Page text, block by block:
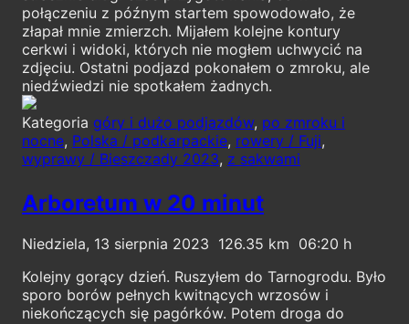
połączeniu z późnym startem spowodowało, że
złapał mnie zmierzch. Mijałem kolejne kontury
cerkwi i widoki, których nie mogłem uchwycić na
zdjęciu. Ostatni podjazd pokonałem o zmroku, ale
niedźwiedzi nie spotkałem żadnych.
Kategoria góry i dużo podjazdów, po zmroku i
nocne, Polska / podkarpackie, rowery / Fuji,
wyprawy / Bieszczady 2023, z sakwami
Arboretum w 20 minut
Niedziela, 13 sierpnia 2023 126.35
06:20
Kolejny gorący dzień. Ruszyłem do Tarnogrodu. Było
sporo borów pełnych kwitnących wrzosów i
niekończących się pagórków. Potem droga do